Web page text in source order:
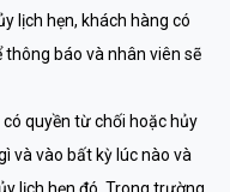
lịch hẹn, khách hàng có
báo và nhân viên sẽ
quyền từ chối hoặc hủy
và vào bất kỳ lúc nào và